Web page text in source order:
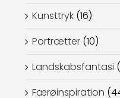
Kunsttryk (16)
Portrætter (10)
Landskabsfantasi
Færøinspiration